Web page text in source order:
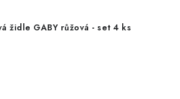
židle GABY růžová - set 4 ks